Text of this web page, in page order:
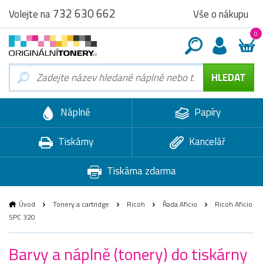
Volejte na732 630 662 Vše o nákupu
0
Náplně
Papíry
Tiskárny
Kancelář
Tiskárna zdarma
Úvod Tonery a cartridge Ricoh Řada Aficio
Ricoh Aficio
SPC 320
Barvy a náplně (tonery) do tiskárny